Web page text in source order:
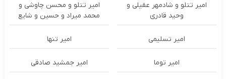
امیر تتلو و شادمهر عقیلی و
وحید قادری
امیر تتلو و محسن چاوشی و
محمد میراد و حسین و شایع
امیر تسلیمی امیر تنها
امیر توما امیر جمشید صادقی